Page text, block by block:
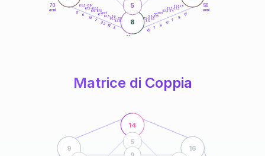
50
anni
60
70
anni
51-52,5
52,5-53,5
53,5-54
56-57,5
57,5-58,5
58,5-59
61-62,5
62,5-63,5
63,5-64
66-67,5
67,5-68,5
68,5-69
17
8
7
17
6
7
15
5
15
22
7
13
6
5
8
5
55anni
65anni
Matrice di Coppia
14
9 16
5